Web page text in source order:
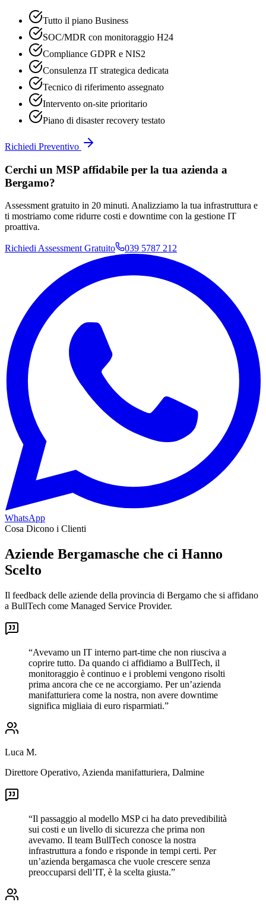
Tutto il piano Business
SOC/MDR con monitoraggio H24
Compliance GDPR e NIS2
Consulenza IT strategica dedicata
Tecnico di riferimento assegnato
Intervento on-site prioritario
Piano di disaster recovery testato
Richiedi Preventivo
Cerchi un MSP affidabile per la tua azienda a
Bergamo?
Assessment gratuito in 20 minuti. Analizziamo la tua infrastruttura e
ti mostriamo come ridurre costi e downtime con la gestione IT
proattiva.
Richiedi Assessment Gratuito 039 5787 212
WhatsApp
Cosa Dicono i Clienti
Aziende Bergamasche che ci Hanno
Scelto
Il feedback delle aziende della provincia di Bergamo che si affidano
a BullTech come Managed Service Provider.
“Avevamo un IT interno part-time che non riusciva a
coprire tutto. Da quando ci affidiamo a BullTech, il
monitoraggio è continuo e i problemi vengono risolti
prima ancora che ce ne accorgiamo. Per un’azienda
manifatturiera come la nostra, non avere downtime
significa migliaia di euro risparmiati.”
Luca M.
Direttore Operativo, Azienda manifatturiera, Dalmine
“Il passaggio al modello MSP ci ha dato prevedibilità
sui costi e un livello di sicurezza che prima non
avevamo. Il team BullTech conosce la nostra
infrastruttura a fondo e risponde in tempi certi. Per
un’azienda bergamasca che vuole crescere senza
preoccuparsi dell’IT, è la scelta giusta.”